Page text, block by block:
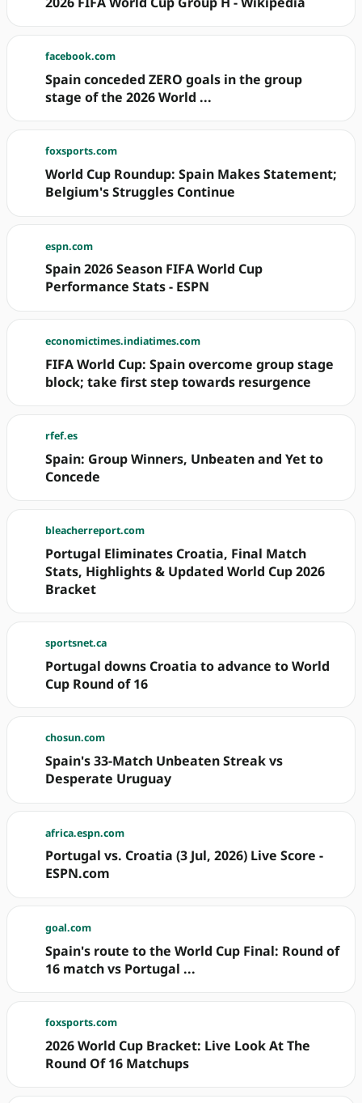
facebook.com
Spain conceded ZERO goals in the group
stage of the 2026 World ...
foxsports.com
World Cup Roundup: Spain Makes Statement;
Belgium's Struggles Continue
espn.com
Spain 2026 Season FIFA World Cup
Performance Stats - ESPN
economictimes.indiatimes.com
FIFA World Cup: Spain overcome group stage
block; take first step towards resurgence
rfef.es
Spain: Group Winners, Unbeaten and Yet to
Concede
bleacherreport.com
Portugal Eliminates Croatia, Final Match
Stats, Highlights & Updated World Cup 2026
Bracket
sportsnet.ca
Portugal downs Croatia to advance to World
Cup Round of 16
chosun.com
Spain's 33-Match Unbeaten Streak vs
Desperate Uruguay
africa.espn.com
Portugal vs. Croatia (3 Jul, 2026) Live Score -
ESPN.com
goal.com
Spain's route to the World Cup Final: Round of
16 match vs Portugal ...
foxsports.com
2026 World Cup Bracket: Live Look At The
Round Of 16 Matchups